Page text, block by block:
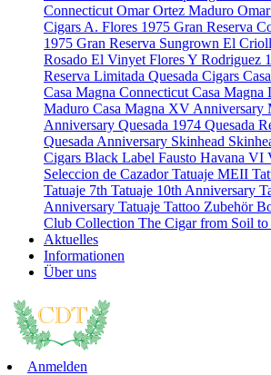
Connecticut Omar Ortez Maduro
Cigars A. Flores 1975 Gran Reserva
1975 Gran Reserva Sungrown El
Rosado El Vinyet Flores Y Rodriguez
Reserva Limitada Quesada Cigars
Casa Magna Connecticut Casa Magna
Maduro Casa Magna XV Anniversary
Anniversary Quesada 1974 Quesada
Quesada Anniversary Skinhead
Cigars Black Label Fausto Havana VI
Seleccion de CazadorTatuaje MEII
Tatuaje 7th Tatuaje 10th Anniversary
Anniversary Tatuaje Tattoo Zubehör
Club Collection The Cigar from Soil to
Aktuelles
Informationen
Über uns
Anmelden